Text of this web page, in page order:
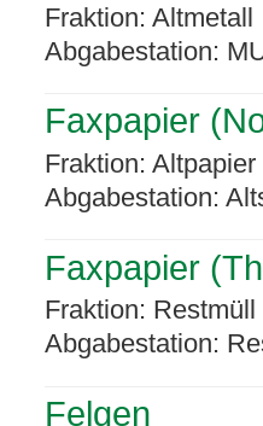
Fraktion: Altmetall
Abgabestation:
Faxpapier
Fraktion: Altpapier
Abgabestation:
Faxpapier
Fraktion: Restmüll
Abgabestation:
Felgen